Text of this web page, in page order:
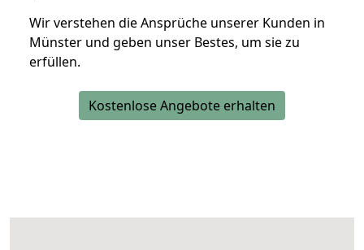
Wir verstehen die Ansprüche unserer Kunden in
Münster und geben unser Bestes, um sie zu
erfüllen.
Kostenlose Angebote erhalten